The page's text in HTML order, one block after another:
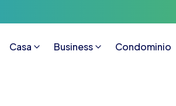
Casa Business Condominio